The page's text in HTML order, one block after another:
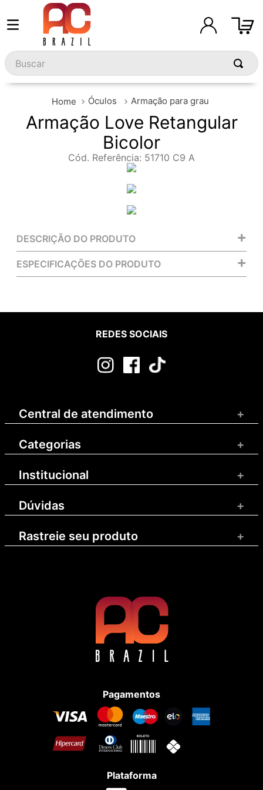
Buscar
Óculos Armação para grau
Armação Love Retangular
Bicolor
Cód. Referência: 51710 C9 A
DESCRIÇÃO DO PRODUTO +
ESPECIFICAÇÕES DO PRODUTO +
REDES SOCIAIS
Central de atendimento +
Categorias +
Institucional +
Dúvidas +
Rastreie seu produto +
Pagamentos
Plataforma